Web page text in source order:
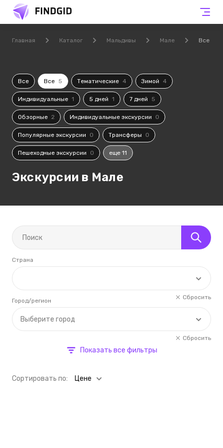
Главная Каталог Мальдивы Мале Все
Все Все 5 Тематические 4 Зимой 4
Индивидуальные 1 5 дней 1 7 дней 5
Обзорные 2 Индивидуальные экскурсии 0
Популярные экскурсии 0 Трансферы 0
Пешеходные экскурсии 0 еще 11
Экскурсии в Мале
Страна
Сбросить
Выберите город
Город/регион
Сбросить
Показать все фильтры
Cортировать по: Цене